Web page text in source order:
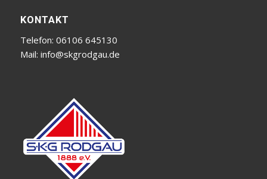
KONTAKT
Telefon: 06106 645130
Mail: info@skgrodgau.de